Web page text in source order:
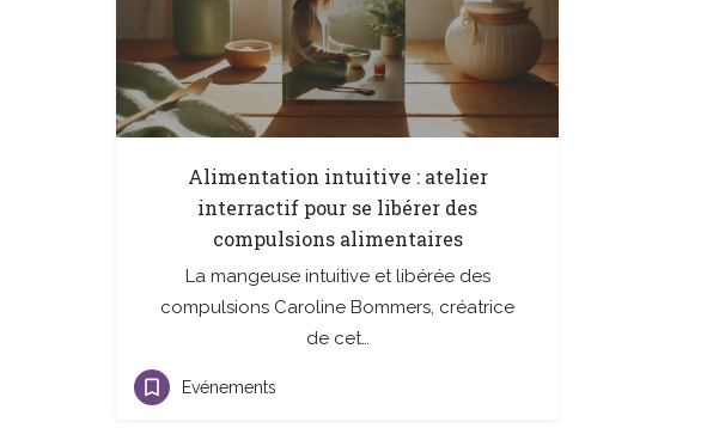
Alimentation intuitive : atelier
interractif pour se libérer des
compulsions alimentaires
La mangeuse intuitive et libérée des
compulsions Caroline Bommers, créatrice
de cet…
Evénements